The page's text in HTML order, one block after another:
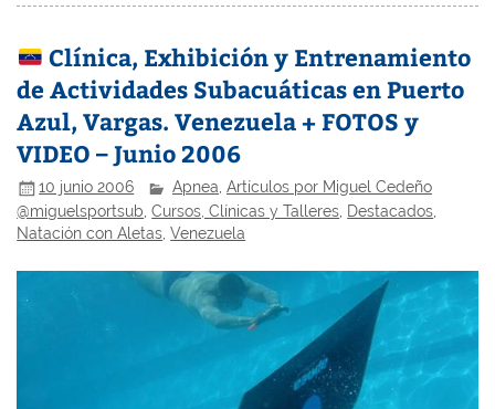
Clí­nica, Exhibición y Entrenamiento
de Actividades Subacuáticas en Puerto
Azul, Vargas. Venezuela + FOTOS y
VIDEO – Junio 2006
10 junio 2006 Apnea,Artículos por Miguel Cedeño
@miguelsportsub ,Cursos, Clínicas y Talleres Destacados
Natación con Aletas ,Venezuela